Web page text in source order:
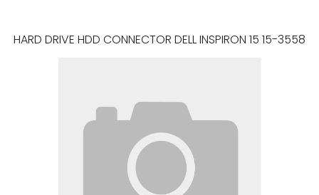
HARD DRIVE HDD CONNECTOR DELL INSPIRON 15 15-3558